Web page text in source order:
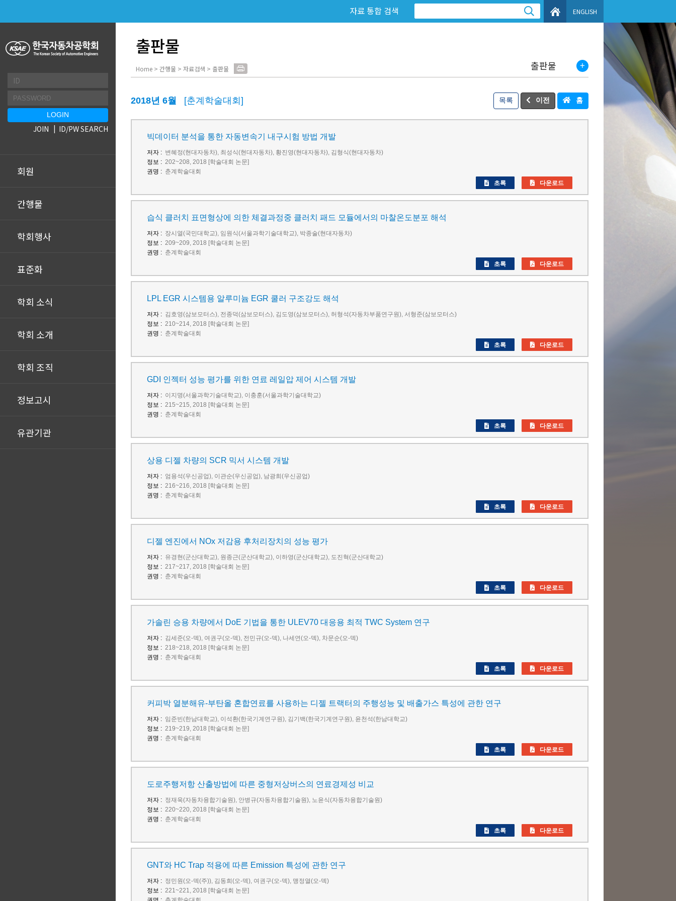
회원
간행물
학회행사
표준화
학회 소식
학회 소개
학회 조직
정보고시
유관기관
JOIN ID/PW SEARCH
자료 통합 검색 ENGLISH
출판물
Home > 간행물 > 자료검색 > 출판물 출판물
2018년 6월 [춘계학술대회] 목록 이전 홈
빅데이터 분석을 통한 자동변속기 내구시험 방법 개발
저자 : 변혜정(현대자동차), 최성식(현대자동차), 황진영(현대자동차), 김형식(현대자동차)
정보 : 202~208, 2018 [학술대회 논문]
권명 : 춘계학술대회
초록 다운로드
습식 클러치 표면형상에 의한 체결과정중 클러치 패드 모듈에서의 마찰온도분포 해석
저자 : 장시열(국민대학교), 임원식(서울과학기술대학교), 박종술(현대자동차)
정보 : 209~209, 2018 [학술대회 논문]
권명 : 춘계학술대회
초록 다운로드
LPL EGR 시스템용 알루미늄 EGR 쿨러 구조강도 해석
저자 : 김호영(삼보모터스), 전종덕(삼보모터스), 김도영(삼보모터스), 허형석(자동차부품연구원), 서형준(삼보모터스)
정보 : 210~214, 2018 [학술대회 논문]
권명 : 춘계학술대회
초록 다운로드
GDI 인젝터 성능 평가를 위한 연료 레일압 제어 시스템 개발
저자 : 이지명(서울과학기술대학교), 이충훈(서울과학기술대학교)
정보 : 215~215, 2018 [학술대회 논문]
권명 : 춘계학술대회
초록 다운로드
상용 디젤 차량의 SCR 믹서 시스템 개발
저자 : 엄용석(우신공업), 이관순(우신공업), 남광희(우신공업)
정보 : 216~216, 2018 [학술대회 논문]
권명 : 춘계학술대회
초록 다운로드
디젤 엔진에서 NOx 저감용 후처리장치의 성능 평가
저자 : 유경현(군산대학교), 원종근(군산대학교), 이하영(군산대학교), 도진혁(군산대학교)
정보 : 217~217, 2018 [학술대회 논문]
권명 : 춘계학술대회
초록 다운로드
가솔린 승용 차량에서 DoE 기법을 통한 ULEV70 대응용 최적 TWC System 연구
저자 : 김세준(오-덱), 여권구(오-덱), 전민규(오-덱), 나세연(오-덱), 차문순(오-덱)
정보 : 218~218, 2018 [학술대회 논문]
권명 : 춘계학술대회
초록 다운로드
커피박 열분해유-부탄올 혼합연료를 사용하는 디젤 트랙터의 주행성능 및 배출가스 특성에 관한 연구
저자 : 임준빈(한남대학교), 이석환(한국기계연구원), 김기백(한국기계연구원), 윤천석(한남대학교)
정보 : 219~219, 2018 [학술대회 논문]
권명 : 춘계학술대회
초록 다운로드
도로주행저항 산출방법에 따른 중형저상버스의 연료경제성 비교
저자 : 정재욱(자동차융합기술원), 안병규(자동차융합기술원), 노윤식(자동차융합기술원)
정보 : 220~220, 2018 [학술대회 논문]
권명 : 춘계학술대회
초록 다운로드
GNT와 HC Trap 적용에 따른 Emission 특성에 관한 연구
저자 : 정민원(오-덱(주)), 김동희(오-덱), 여권구(오-덱), 맹정열(오-덱)
정보 : 221~221, 2018 [학술대회 논문]